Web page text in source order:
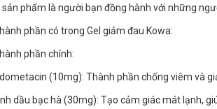
sản phẩm là người bạn đồng hành với những
phần có trong Gel giảm đau Kowa:
phần chính:
(10mg): Thành phần chống viêm và
dầu bạc hà (30mg): Tạo cảm giác mát lạnh,